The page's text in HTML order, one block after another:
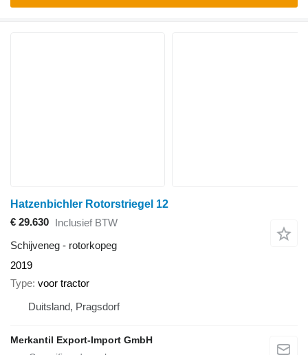
Hatzenbichler Rotorstriegel 12
€ 29.630 Inclusief BTW
Schijveneg - rotorkopeg
2019
Type voor tractor
Duitsland, Pragsdorf
Merkantil Export-Import GmbH